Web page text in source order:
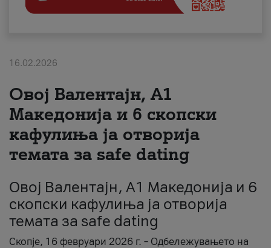
Плати сметка
#ПодобарОнлајн
16.02.2026
Овој Валентајн, A1
Македонија и 6 скопски
кафулиња ја отворија
темата за safe dating
Овој Валентајн, A1 Македонија и 6
скопски кафулиња ја отворија
темата за safe dating
Скопје, 16 февруари 2026 г. – Одбележувањето на